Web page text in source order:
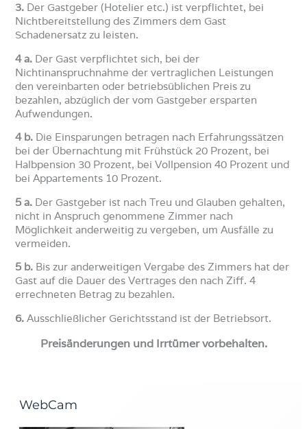
3. Der Gastgeber (Hotelier etc.) ist verpflichtet, bei
Nichtbereitstellung des Zimmers dem Gast
Schadenersatz zu leisten.
4 a. Der Gast verpflichtet sich, bei der
Nichtinanspruchnahme der vertraglichen Leistungen
den vereinbarten oder betriebsüblichen Preis zu
bezahlen, abzüglich der vom Gastgeber ersparten
Aufwendungen.
4 b. Die Einsparungen betragen nach Erfahrungssätzen
bei der Übernachtung mit Frühstück 20 Prozent, bei
Halbpension 30 Prozent, bei Vollpension 40 Prozent und
bei Appartements 10 Prozent.
5 a. Der Gastgeber ist nach Treu und Glauben gehalten,
nicht in Anspruch genommene Zimmer nach
Möglichkeit anderweitig zu vergeben, um Ausfälle zu
vermeiden.
5 b. Bis zur anderweitigen Vergabe des Zimmers hat der
Gast auf die Dauer des Vertrages den nach Ziff. 4
errechneten Betrag zu bezahlen.
6. Ausschließlicher Gerichtsstand ist der Betriebsort.
Preisänderungen und Irrtümer vorbehalten.
WebCam